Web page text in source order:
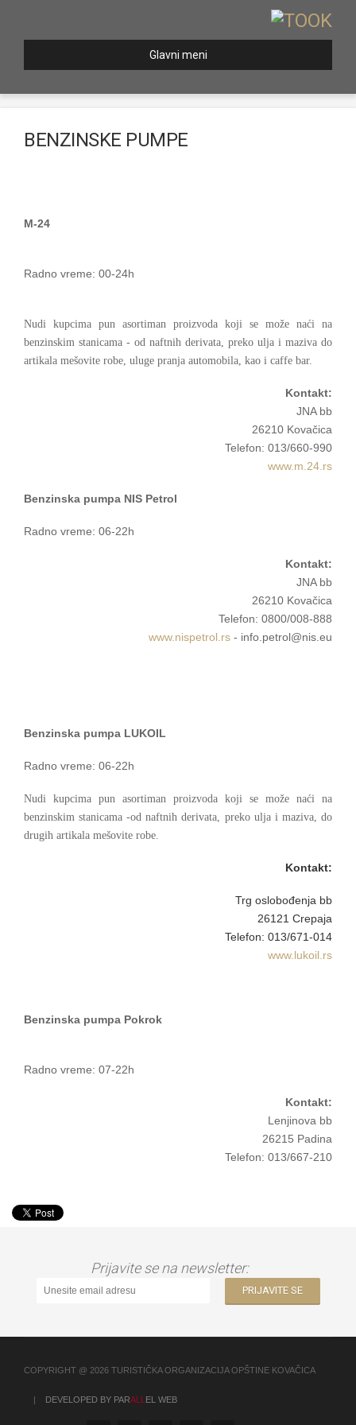
Glavni meni
BENZINSKE PUMPE
M-24
Radno vreme: 00-24h
Nudi kupcima pun asortiman proizvoda koji se može naći na
benzinskim stanicama - od naftnih derivata, preko ulja i maziva do
artikala mešovite robe, uluge pranja automobila, kao i caffe bar.
Kontakt:
JNA bb
26210 Kovačica
Telefon: 013/660-990
www.m.24.rs
Benzinska pumpa NIS Petrol
Radno vreme: 06-22h
Kontakt:
JNA bb
26210 Kovačica
Telefon: 0800/008-888
www.nispetrol.rs - info.petrol@nis.eu
Benzinska pumpa LUKOIL
Radno vreme: 06-22h
Nudi kupcima pun asortiman proizvoda koji se može naći na
benzinskim stanicama -od naftnih derivata, preko ulja i maziva, do
drugih artikala mešovite robe.
Kontakt:
Trg oslobođenja bb
26121 Crepaja
Telefon: 013/671-014
www.lukoil.rs
Benzinska pumpa Pokrok
Radno vreme: 07-22h
Kontakt:
Lenjinova bb
26215 Padina
Telefon: 013/667-210
Prijavite se na newsletter:
COPYRIGHT @ 2026 TURISTIČKA ORGANIZACIJA OPŠTINE KOVAČICA
| DEVELOPED BY PARALL EL WEB